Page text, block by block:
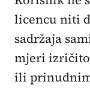
licencu niti
sadržaja
mjeri
ili